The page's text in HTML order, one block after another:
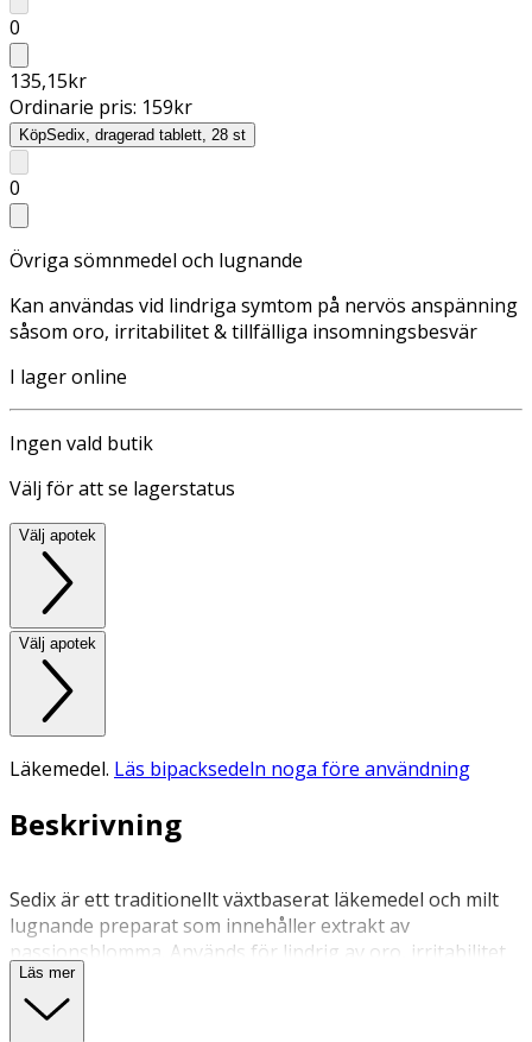
0
135,15kr
Ordinarie pris: 159kr
KöpSedix, dragerad tablett, 28 st
0
Övriga sömnmedel och lugnande
Kan användas vid lindriga symtom på nervös anspänning
såsom oro, irritabilitet & tillfälliga insomningsbesvär
I lager online
Ingen vald butik
Välj för att se lagerstatus
Välj apotek
Välj apotek
Läkemedel. Läs bipacksedeln noga före användning
Beskrivning
Sedix är ett traditionellt växtbaserat läkemedel och milt
lugnande preparat som innehåller extrakt av
passionsblomma. Används för lindrig av oro, irritabilitet
och tillfälliga insomningsbesvär.
Läs mer